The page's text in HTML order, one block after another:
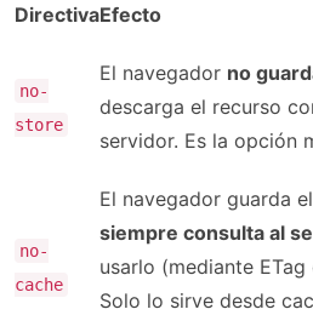
DirectivaEfecto
no-
store
El navegador no
descarga el recurso
servidor. Es la opción
no-
cache
El navegador guarda
siempre consulta al
usarlo (mediante
Solo lo sirve desde